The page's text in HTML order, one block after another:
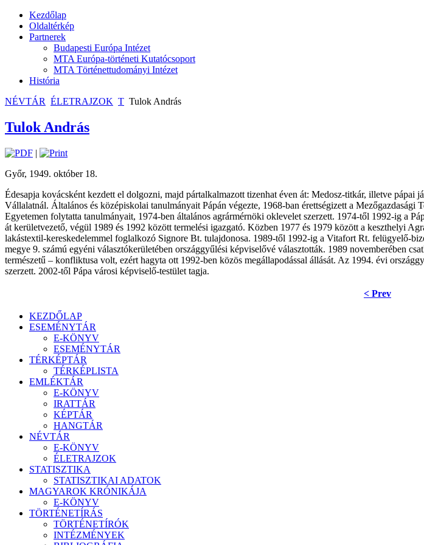
Kezdőlap
Oldaltérkép
Partnerek
Budapesti Európa Intézet
MTA Európa-történeti Kutatócsoport
MTA Történettudományi Intézet
História
NÉVTÁR ÉLETRAJZOK T Tulok András
Tulok András
|
Győr, 1949. október 18.
Édesapja kovácsként kezdett el dolgozni, majd pártalkalmazott tizenhat éven át: Medosz-titkár, illetve
Vállalatnál. Általános és középiskolai tanulmányait Pápán végezte, 1968-ban érettségizett a
Egyetemen folytatta tanulmányait, 1974-ben általános agrármérnöki oklevelet szerzett. 1974-től 1992-ig a
át kerületvezető, végül 1989 és 1992 között termelési igazgató. Közben 1977 és 1979 között a keszthelyi
lakástextil-kereskedelemmel foglalkozó Signore Bt. tulajdonosa. 1989-től 1992-ig a Vitafort Rt. felügyelő-
megye 9. számú egyéni választókerületében országgyűlési képviselővé választották. 1989 novemberében
természetű – konfliktusa volt, ezért hagyta ott 1992-ben közös megállapodással állását. Az 1994. évi
szerzett. 2002-től Pápa városi képviselő-testület tagja.
< Prev
KEZDŐLAP
ESEMÉNYTÁR
E-KÖNYV
ESEMÉNYTÁR
TÉRKÉPTÁR
TÉRKÉPLISTA
EMLÉKTÁR
E-KÖNYV
IRATTÁR
KÉPTÁR
HANGTÁR
NÉVTÁR
E-KÖNYV
ÉLETRAJZOK
STATISZTIKA
STATISZTIKAI ADATOK
MAGYAROK KRÓNIKÁJA
E-KÖNYV
TÖRTÉNETÍRÁS
TÖRTÉNETÍRÓK
INTÉZMÉNYEK